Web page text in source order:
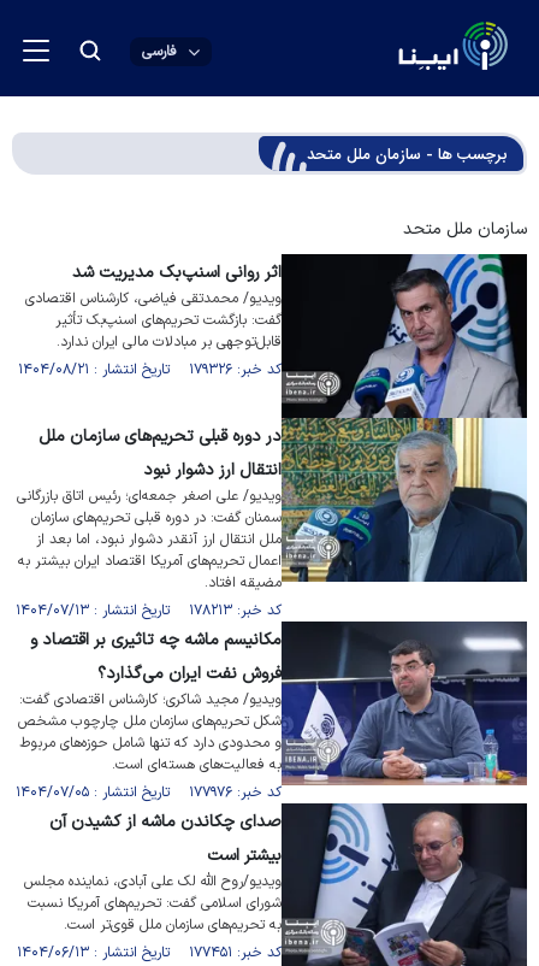
فارسی
برچسب ها - سازمان ملل متحد
سازمان ملل متحد
اثر روانی اسنپ‌بک مدیریت شد
ویدیو/ محمدتقی فیاضی، کارشناس اقتصادی
گفت: بازگشت تحریم‌های اسنپ‌بک تأثیر
قابل‌توجهی بر مبادلات مالی ایران ندارد.
کد خبر: ۱۷۹۳۲۶ تاریخ انتشار : ۱۴۰۴/۰۸/۲۱
در دوره قبلی تحریم‌های سازمان ملل
انتقال ارز دشوار نبود
ویدیو/ علی اصغر جمعه‌ای؛ رئیس اتاق بازرگانی
سمنان گفت: در دوره قبلی تحریم‌های سازمان
ملل انتقال ارز آنقدر دشوار نبود، اما بعد از
اعمال تحریم‌های آمریکا اقتصاد ایران بیشتر به
مضیقه افتاد.
کد خبر: ۱۷۸۲۱۳ تاریخ انتشار : ۱۴۰۴/۰۷/۱۳
مکانیسم ماشه چه تاثیری بر اقتصاد و
فروش نفت ایران می‌گذارد؟
ویدیو/ مجید شاکری؛ کارشناس اقتصادی گفت:
شکل تحریم‌های سازمان ملل چارچوب مشخص
و محدودی دارد که تنها شامل حوزه‌های مربوط
به فعالیت‌های هسته‌ای است.
کد خبر: ۱۷۷۹۷۶ تاریخ انتشار : ۱۴۰۴/۰۷/۰۵
صدای چکاندن ماشه از کشیدن آن
بیشتر است
ویدیو/روح الله لک علی آبادی، نماینده مجلس
شورای اسلامی گفت: تحریم‌های آمریکا نسبت
به تحریم‌های سازمان ملل قوی‌تر است.
کد خبر: ۱۷۷۴۵۱ تاریخ انتشار : ۱۴۰۴/۰۶/۱۳